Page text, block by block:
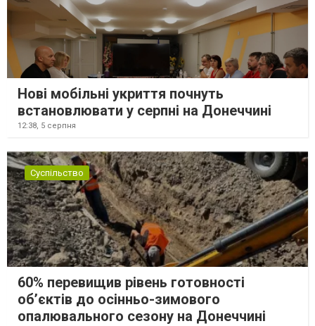
Нові мобільні укриття почнуть
встановлювати у серпні на Донеччині
12:38, 5 серпня
Суспільство
60% перевищив рівень готовності
об’єктів до осінньо-зимового
опалювального сезону на Донеччині